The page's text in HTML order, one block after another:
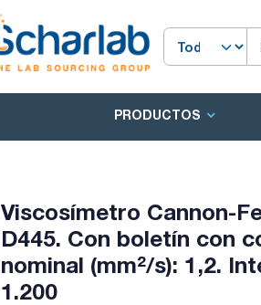
PRODUCTOS
Viscosímetro Cannon-
D445. Con boletín con
nominal (mm²/s): 1,2.
1.200